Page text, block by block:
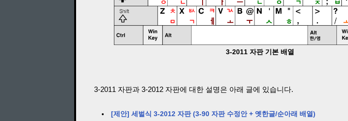
3-2011 자판 기본 배열
3-2011 자판과 3-2012 자판에 대한 설명은 아래 글에 있습니다.
[제안] 세벌식 3-2012 자판 (3-90 자판 수정안 + 옛한글/순아래 배열)